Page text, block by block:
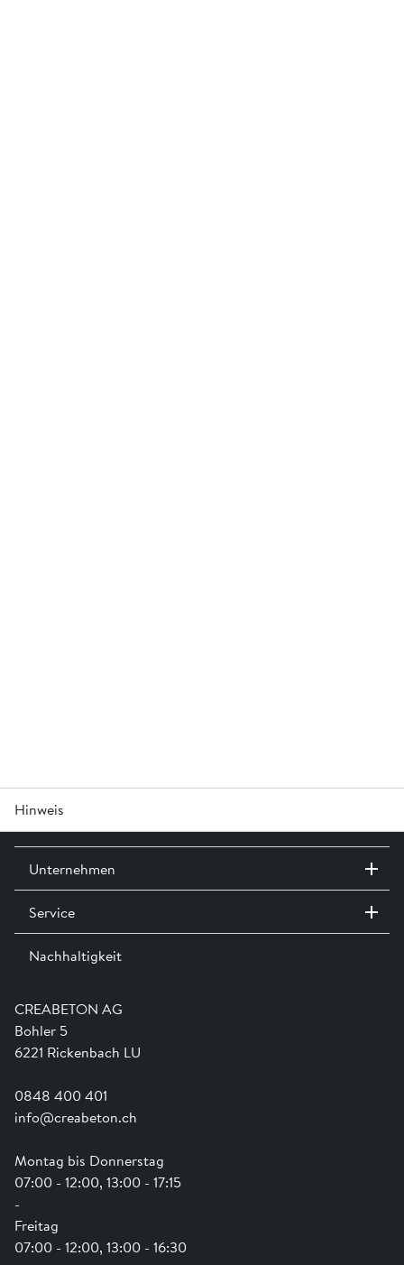
Hinweis
Ausführung ohne Schachtfutter.
Wasserstand muss unter Frosttiefe liegen.
CREABETON AG
Bohler 5
6221 Rickenbach LU
0848 400 401
info@creabeton.ch
Montag bis Donnerstag
07:00 - 12:00, 13:00 - 17:15
-
Freitag
07:00 - 12:00, 13:00 - 16:30
Unternehmen
Kontakt / Standorte
Ausstellungen
Team
Ausbildung
Service
Dienstleistungen
Shop Hilfe
Anwendungsunterstützung
Newsletter
Nachhaltigkeit
Engagement
Swissness
Schwammstadt